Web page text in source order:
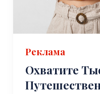
Реклама
Охватите